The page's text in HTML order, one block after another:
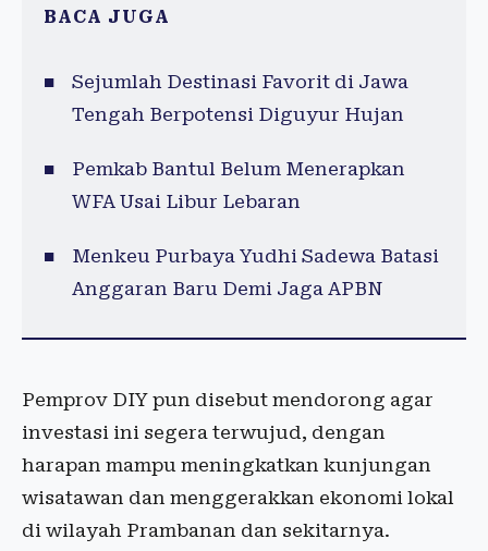
BACA JUGA
Sejumlah Destinasi Favorit di Jawa
Tengah Berpotensi Diguyur Hujan
Pemkab Bantul Belum Menerapkan
WFA Usai Libur Lebaran
Menkeu Purbaya Yudhi Sadewa Batasi
Anggaran Baru Demi Jaga APBN
Pemprov DIY pun disebut mendorong agar
investasi ini segera terwujud, dengan
harapan mampu meningkatkan kunjungan
wisatawan dan menggerakkan ekonomi lokal
di wilayah Prambanan dan sekitarnya.